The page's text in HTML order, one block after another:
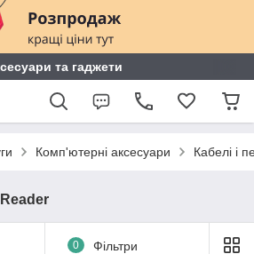
та гаджети
Комп'ютерні аксесуари Кабелі і
0 Фільтри